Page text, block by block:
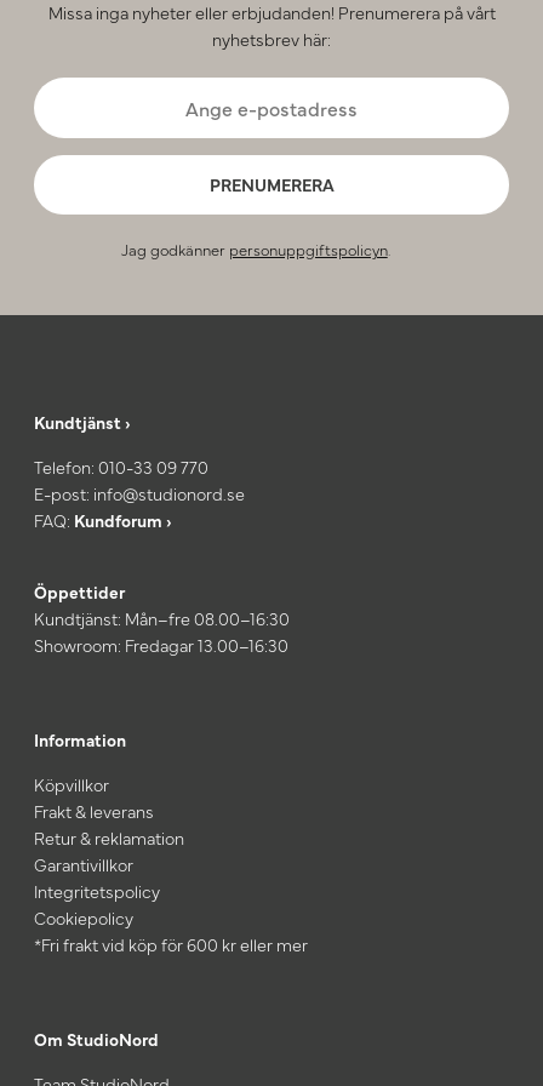
Missa inga nyheter eller erbjudanden! Prenumerera på vårt
nyhetsbrev här:
PRENUMERERA
Jag godkänner personuppgiftspolicyn.
Kundtjänst ›
Telefon: 010-33 09 770
E-post: info@studionord.se
FAQ: Kundforum ›
Öppettider
Kundtjänst: Mån–fre 08.00–16:30
Showroom: Fredagar 13.00–16:30
Information
Köpvillkor
Frakt & leverans
Retur & reklamation
Garantivillkor
Integritetspolicy
Cookiepolicy
*Fri frakt vid köp för 600 kr eller mer
Om StudioNord